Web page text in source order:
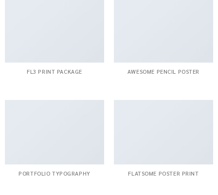
FL3 PRINT PACKAGE AWESOME PENCIL POSTER
PORTFOLIO TYPOGRAPHY FLATSOME POSTER PRINT